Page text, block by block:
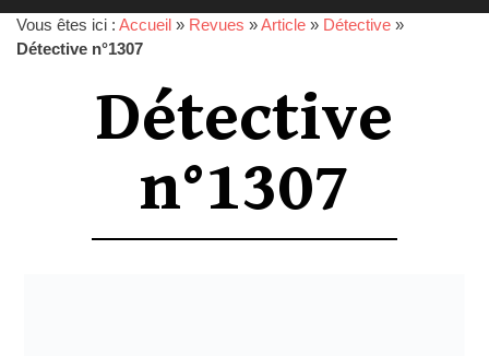
Vous êtes ici : Accueil » Revues »Article » Détective »
Détective n°1307
Détective
n°1307